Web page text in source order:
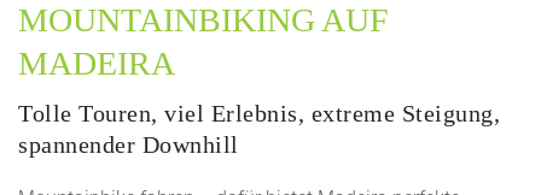
MOUNTAINBIKING AUF
MADEIRA
Tolle Touren, viel Erlebnis, extreme Steigung,
spannender Downhill